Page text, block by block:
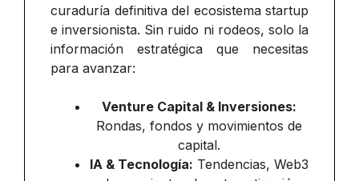
curaduría definitiva del ecosistema startup
e inversionista. Sin ruido ni rodeos, solo la
información estratégica que necesitas
para avanzar:
Venture Capital & Inversiones:
Rondas, fondos y movimientos de
capital.
IA & Tecnología: Tendencias, Web3